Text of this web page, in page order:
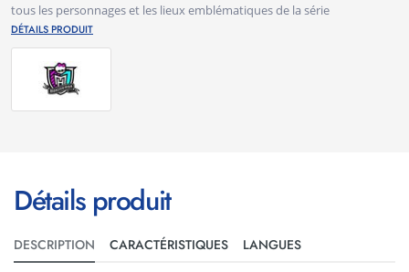
tous les personnages et les lieux emblématiques de la série
DÉTAILS PRODUIT
Détails produit
DESCRIPTION CARACTÉRISTIQUES LANGUES